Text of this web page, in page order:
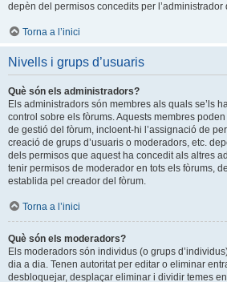
depèn del permisos concedits per l’administrador
Torna a l’inici
Nivells i grups d’usuaris
Què són els administradors?
Els administradors són membres als quals se’ls
control sobre els fòrums. Aquests membres
de gestió del fòrum, incloent-hi l’assignació de
creació de grups d’usuaris o moderadors, etc.
dels permisos que aquest ha concedit als altres
tenir permisos de moderador en tots els fòrums,
establida pel creador del fòrum.
Torna a l’inici
Què són els moderadors?
Els moderadors són individus (o grups
dia a dia. Tenen autoritat per editar o eliminar
desbloquejar, desplaçar eliminar i dividir temes